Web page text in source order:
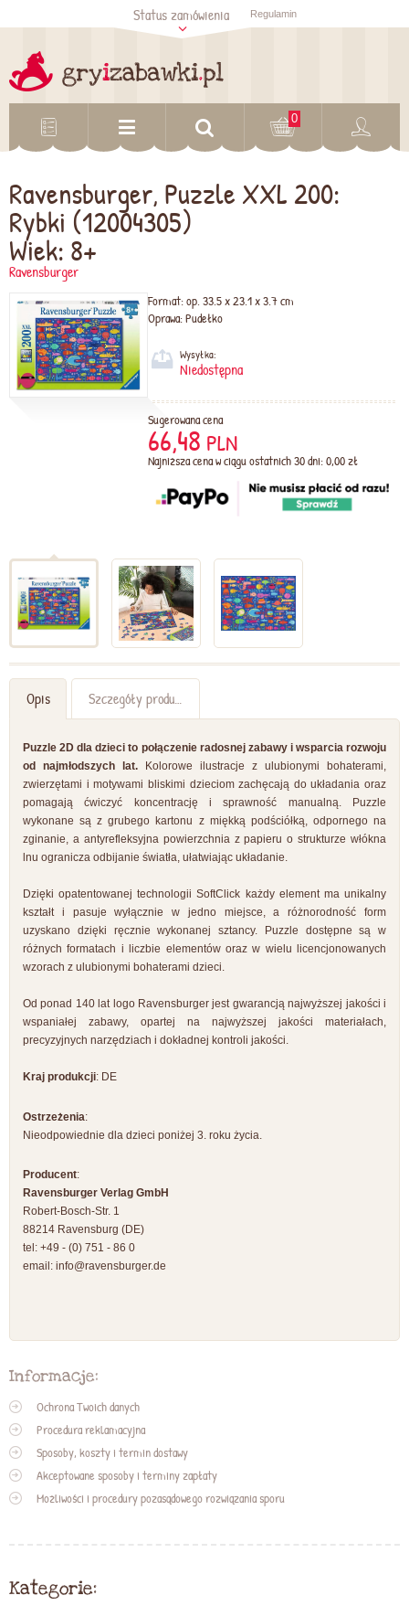
Sprawdź status
zamówienia
Status zamówienia Regulamin
0
Ravensburger, Puzzle XXL 200:
Rybki (12004305)
Wiek: 8+
Ravensburger
Format:op. 33.5 x 23.1 x 3.7 cm
Oprawa:Pudełko
Wysyłka:
Niedostępna
Sugerowana cena
66,48 PLN
Najniższa cena w ciągu ostatnich 30 dni: 0,00 zł
Opis Szczegóły produktu
Puzzle 2D dla dzieci to połączenie radosnej zabawy i wsparcia rozwoju
od najmłodszych lat. Kolorowe ilustracje z ulubionymi bohaterami,
zwierzętami i motywami bliskimi dzieciom zachęcają do układania oraz
pomagają ćwiczyć koncentrację i sprawność manualną. Puzzle
wykonane są z grubego kartonu z miękką podściółką, odpornego na
zginanie, a antyrefleksyjna powierzchnia z papieru o strukturze włókna
lnu ogranicza odbijanie światła, ułatwiając układanie.
Dzięki opatentowanej technologii SoftClick każdy element ma unikalny
kształt i pasuje wyłącznie w jedno miejsce, a różnorodność form
uzyskano dzięki ręcznie wykonanej sztancy. Puzzle dostępne są w
różnych formatach i liczbie elementów oraz w wielu licencjonowanych
wzorach z ulubionymi bohaterami dzieci.
Od ponad 140 lat logo Ravensburger jest gwarancją najwyższej jakości i
wspaniałej zabawy, opartej na najwyższej jakości materiałach,
precyzyjnych narzędziach i dokładnej kontroli jakości.
Kraj produkcji: DE
Ostrzeżenia:
Nieodpowiednie dla dzieci poniżej 3. roku życia.
Producent:
Ravensburger Verlag GmbH
Robert-Bosch-Str. 1
88214 Ravensburg (DE)
tel: +49 - (0) 751 - 86 0
email: info@ravensburger.de
Informacje:
Ochrona Twoich danych
Procedura reklamacyjna
Sposoby, koszty i termin dostawy
Akceptowane sposoby i terminy zapłaty
Możliwości i procedury pozasądowego rozwiązania sporu
Kategorie: